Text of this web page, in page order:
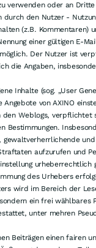
verwenden oder an
durch den Nutzer -
(z.B. Kommentaren)
einer gültigen E-
Der Nutzer ist
die Angaben,
Inhalte (sog. „User
Angebote von AXINO
den Weblogs, verpflichtet
Bestimmungen.
gewaltverherrlichende
aufzurufen und
urheberrechtlich
des Urhebers
wird im Bereich der
ein frei wählbares
unter mehren
Beiträgen einen fairen